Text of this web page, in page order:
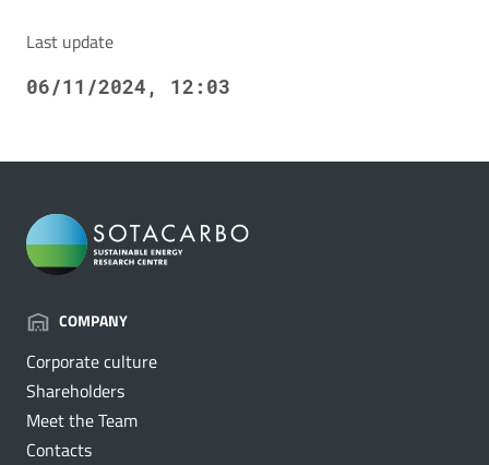
Last update
06/11/2024, 12:03
COMPANY
Corporate culture
Shareholders
Meet the Team
Contacts